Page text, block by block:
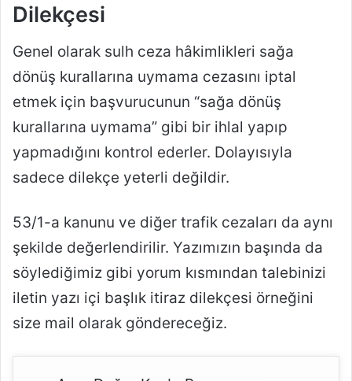
Dilekçesi
Genel olarak sulh ceza hâkimlikleri sağa
dönüş kurallarına uymama cezasını iptal
etmek için başvurucunun “sağa dönüş
kurallarına uymama” gibi bir ihlal yapıp
yapmadığını kontrol ederler. Dolayısıyla
sadece dilekçe yeterli değildir.
53/1-a kanunu ve diğer trafik cezaları da aynı
şekilde değerlendirilir. Yazımızın başında da
söylediğimiz gibi yorum kısmından talebinizi
iletin yazı içi başlık itiraz dilekçesi örneğini
size mail olarak göndereceğiz.